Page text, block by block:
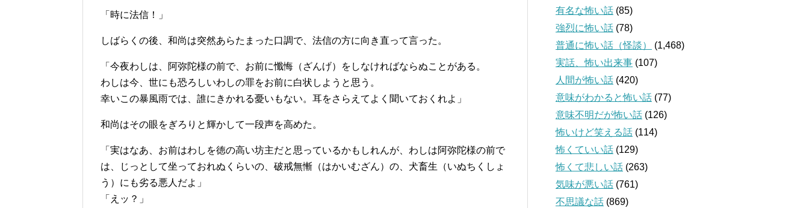
「時に法信！」
しばらくの後、和尚は突然あらたまった口調で、法信の方に向き直って言った。
「今夜わしは、阿弥陀様の前で、お前に懺悔（ざんげ）をしなければならぬことがある。
わしは今、世にも恐ろしいわしの罪をお前に白状しようと思う。
幸いこの暴風雨では、誰にきかれる憂いもない。耳をさらえてよく聞いておくれよ」
和尚はその眼をぎろりと輝かして一段声を高めた。
「実はなあ、お前はわしを徳の高い坊主だと思っているかもしれんが、わしは阿弥陀様の前で
は、じっとして坐っておれぬくらいの、破戒無慚（はかいむざん）の、犬畜生（いぬちくしょ
う）にも劣る悪人だよ」
「えッ？」
有名な怖い話 (85)
強烈に怖い話 (78)
普通に怖い話（怪談）
(1,468)
実話、怖い出来事 (107)
人間が怖い話 (420)
意味がわかると怖い話 (77)
意味不明だが怖い話 (126)
怖いけど笑える話 (114)
怖くていい話 (129)
怖くて悲しい話 (263)
気味が悪い話 (761)
不思議な話 (869)